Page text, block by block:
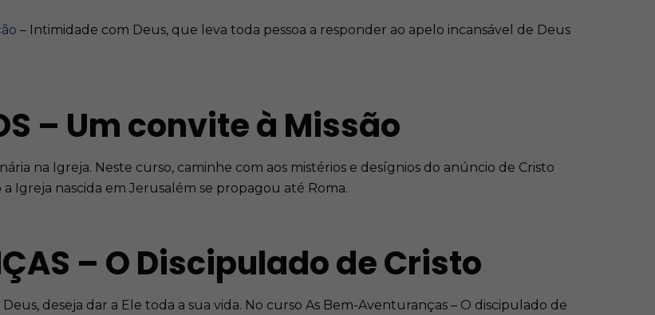
– Intimidade com Deus, que leva toda pessoa a responder ao apelo incansável de Deus
– Um convite à Missão
na Igreja. Neste curso, caminhe com aos mistérios e desígnios do anúncio de Cristo
Igreja nascida em Jerusalém se propagou até Roma.
– O Discipulado de Cristo
deseja dar a Ele toda a sua vida. No curso As Bem-Aventuranças – O discipulado de